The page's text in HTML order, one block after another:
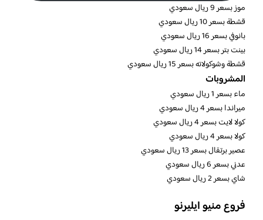
موز بسعر 9 ريال سعودي
قشطة بسعر 10 ريال سعودي
بانوفي بسعر 16 ريال سعودي
بينت بتر بسعر 14 ريال سعودي
قشطة وشوكولاته بسعر 15 ريال سعودي
المشروبات
ماء بسعر 1 ريال سعودي
ميراندا بسعر 4 ريال سعودي
كولا لايت بسعر 4 ريال سعودي
كولا بسعر 4 ريال سعودي
عصير برتقال بسعر 13 ريال سعودي
عدني بسعر 6 ريال سعودي
شاي بسعر 2 ريال سعودي
فروع منيو ايليرنو